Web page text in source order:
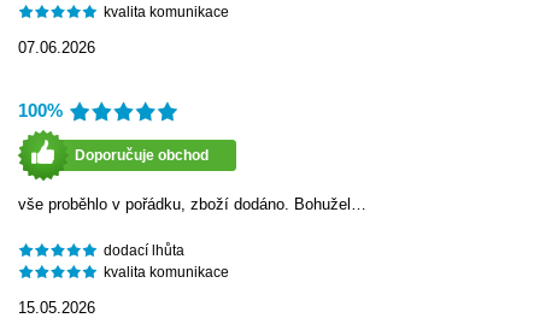
kvalita komunikace
07.06.2026
100%
Doporučuje obchod
vše proběhlo v pořádku, zboží dodáno. Bohužel…
dodací lhůta
kvalita komunikace
15.05.2026